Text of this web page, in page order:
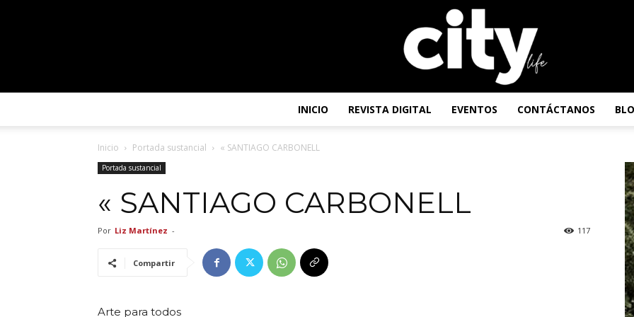
INICIO REVISTA DIGITAL EVENTOS CONTÁCTANOS
Inicio Portada sustancial « SANTIAGO CARBONELL
Portada sustancial
« SANTIAGO CARBONELL
Por Liz Martínez - 117
Compartir
Arte para todos